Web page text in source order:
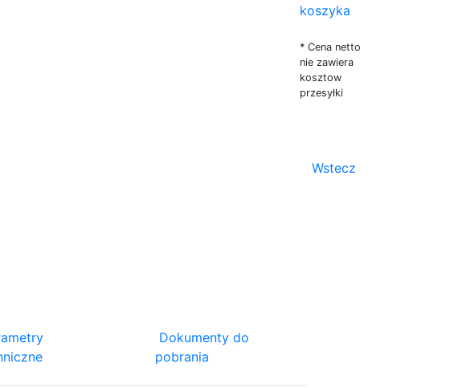
koszyka
* Cena netto
nie zawiera
kosztow
przesyłki
Wstecz
Dokumenty do
pobrania